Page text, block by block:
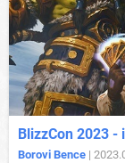
BlizzCon 2023 -
Borovi Bence |